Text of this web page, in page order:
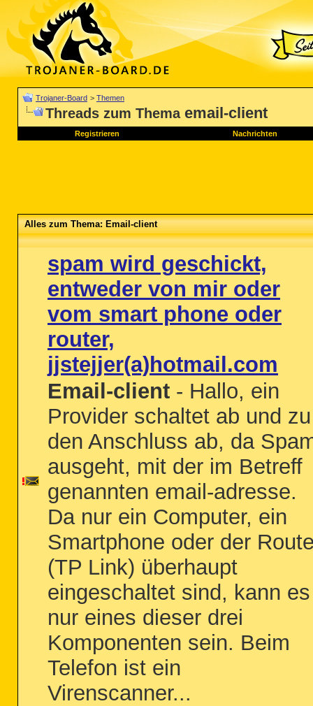
Trojaner-Board > Themen
Threads zum Thema email-client
Registrieren Nachrichten
Alles zum Thema: Email-client
spam wird geschickt,
entweder von mir oder
vom smart phone oder
router,
jjstejjer(a)hotmail.com
Email-client - Hallo, ein
Provider schaltet ab und zu
den Anschluss ab, da
ausgeht, mit der im Betreff
genannten email-adresse.
Da nur ein Computer, ein
Smartphone oder der
(TP Link) überhaupt
eingeschaltet sind, kann es
nur eines dieser drei
Komponenten sein. Beim
Telefon ist ein
Virenscanner...